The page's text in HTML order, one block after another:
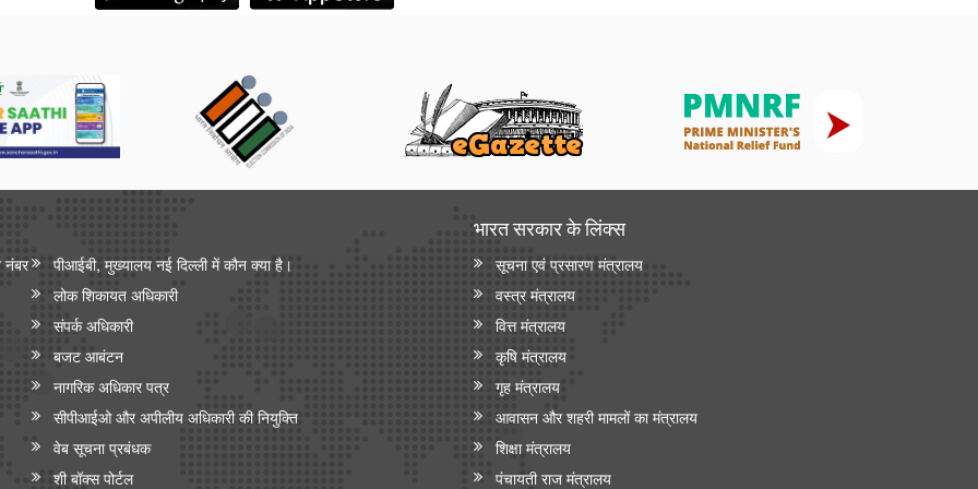
नंबर
पीआईबी, मुख्यालय नई दिल्ली में कौन क्या है।
लोक शिकायत अधिकारी
संपर्क अधिकारी
बजट आबंटन
नागरिक अधिकार पत्र
सीपीआईओ और अपी‍लीय अधिकारी की नियुक्ति
वेब सूचना प्रबंधक
शी बॉक्स पोर्टल
भारत सरकार के लिंक्‍स
सूचना एवं प्रसारण मंत्रालय
वस्त्र मंत्रालय
वित्त मंत्रालय
कृषि मंत्रालय
गृह मंत्रालय
आवासन और शहरी मामलों का मंत्रालय
शिक्षा मंत्रालय
पंचायती राज मंत्रालय